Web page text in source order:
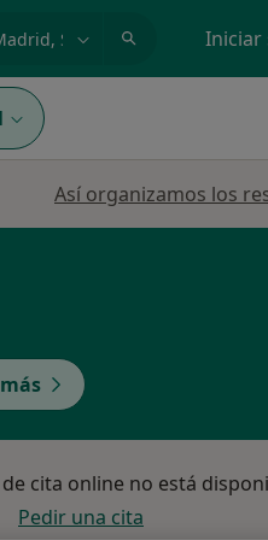
Iniciar
Así organizamos los
de cita online no está
Pedir una cita